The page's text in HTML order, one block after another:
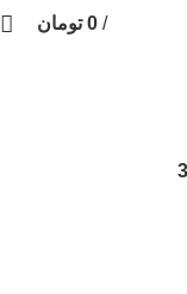
/
0 تومان